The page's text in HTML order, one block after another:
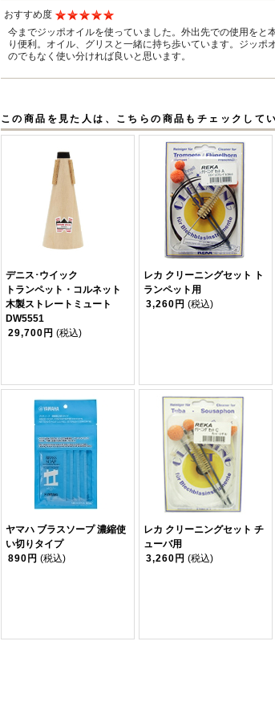
おすすめ度
今までジッポオイルを使っていました。外出先での使用をと
り便利。オイル、グリスと一緒に持ち歩いています。ジッポ
のでもなく使い分ければ良いと思います。
この商品を見た人は、こちらの商品もチェックして
デニス･ウイック
トランペット・コルネット
木製ストレートミュート
DW5551
29,700円 (税込)
レカ クリーニングセット ト
ランペット用
3,260円 (税込)
ヤマハ ブラスソープ 濃縮使
い切りタイプ
890円 (税込)
レカ クリーニングセット チ
ューバ用
3,260円 (税込)